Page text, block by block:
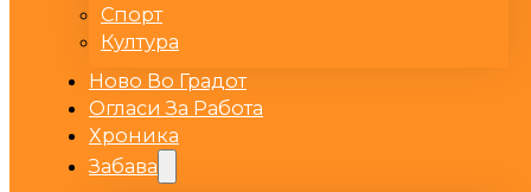
Спорт
Култура
Ново Во Градот
Огласи За Работа
Хроника
Забава